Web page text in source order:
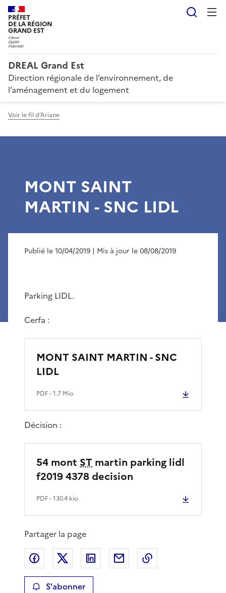
PRÉFET
DE LA RÉGION
GRAND EST
DREAL Grand Est
Direction régionale de l’environnement, de
l’aménagement et du logement
Voir le fil d'Ariane
MONT SAINT
MARTIN - SNC LIDL
Publié le 10/04/2019 | Mis à jour le 08/08/2019
Parking LIDL.
Cerfa :
MONT SAINT MARTIN - SNC
LIDL
PDF- 1.7 Mio
Décision :
54 mont ST martin parking lidl
f2019 4378 decision
PDF- 130.4 kio
Partager la page
Partager sur Facebook
Partager sur XPartager sur LinkedIn
Partager par email
S'abonner